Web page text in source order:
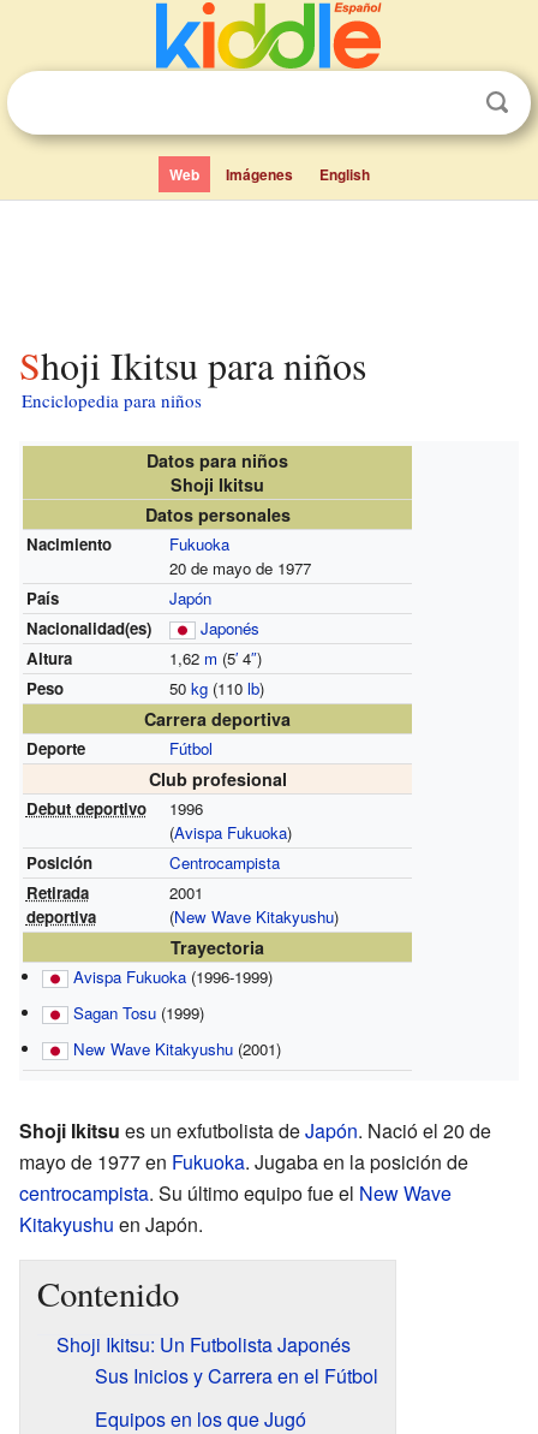
Web Imágenes English
Shoji Ikitsu para niños
Enciclopedia para niños
Datos para niños
Shoji Ikitsu
Datos personales
Nacimiento
Fukuoka
20 de mayo de 1977
País
Japón
Nacionalidad(es)
Japonés
Altura
1,62 m (5′4″)
Peso
50 kg(110 lb)
Carrera deportiva
Deporte Fútbol
Club profesional
Debut deportivo
1996
(Avispa Fukuoka)
Posición
Centrocampista
Retirada
deportiva
2001
(New Wave Kitakyushu)
Trayectoria
Avispa Fukuoka (1996-1999)
Sagan Tosu (1999)
New Wave Kitakyushu (2001)
Shoji Ikitsu es un exfutbolista deJapón. Nació el 20 de
mayo de 1977 en Fukuoka. Jugaba en la posición de
centrocampista. Su último equipo fue el New Wave
Kitakyushu en Japón.
Contenido
Shoji Ikitsu: Un Futbolista Japonés
Sus Inicios y Carrera en el Fútbol
Equipos en los que Jugó